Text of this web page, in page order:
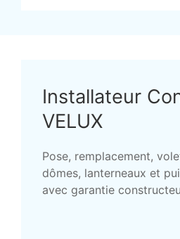
Installateur
VELUX
Pose, remplacement,
dômes, lanterneaux et
avec garantie